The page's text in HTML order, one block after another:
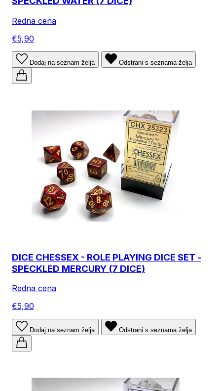
Redna cena
€5,90
Dodaj na seznam želja Odstrani s seznama želja
DICE CHESSEX - ROLE PLAYING DICE SET -
SPECKLED MERCURY (7 DICE)
Redna cena
€5,90
Dodaj na seznam želja Odstrani s seznama želja